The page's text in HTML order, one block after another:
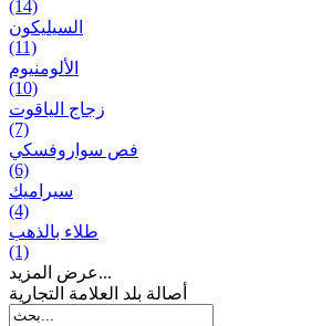
(14)
السيليكون
(11)
الألومنيوم
(10)
زجاج الياقوت
(7)
فص سواروفسكي
(6)
سيراميك
(4)
طلاء بالذهب
(1)
عرض المزيد...
أصالة بلد العلامة التجارية